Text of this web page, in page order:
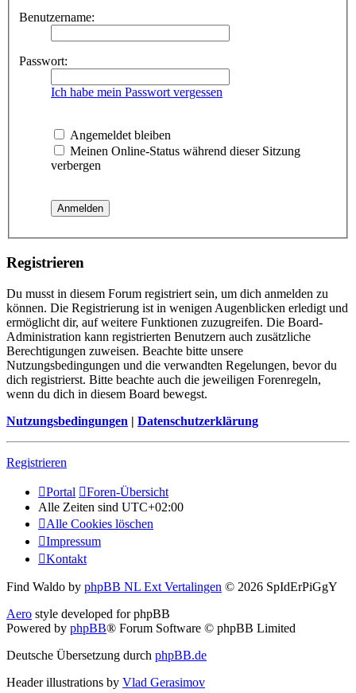
Benutzername:
Passwort:
Ich habe mein Passwort vergessen
Angemeldet bleiben
Meinen Online-Status während dieser Sitzung
verbergen
Registrieren
Du musst in diesem Forum registriert sein, um dich anmelden zu
können. Die Registrierung ist in wenigen Augenblicken erledigt und
ermöglicht dir, auf weitere Funktionen zuzugreifen. Die Board-
Administration kann registrierten Benutzern auch zusätzliche
Berechtigungen zuweisen. Beachte bitte unsere
Nutzungsbedingungen und die verwandten Regelungen, bevor du
dich registrierst. Bitte beachte auch die jeweiligen Forenregeln,
wenn du dich in diesem Board bewegst.
Nutzungsbedingungen | Datenschutzerklärung
Registrieren
Portal
Foren-Übersicht
Alle Zeiten sind UTC+02:00
Alle Cookies löschen
Impressum
Kontakt
Find Waldo by phpBB NL Ext Vertalingen © 2026 SpIdErPiGgY
Aero style developed for phpBB
Powered by phpBB® Forum Software © phpBB Limited
Deutsche Übersetzung durch phpBB.de
Header illustrations by Vlad Gerasimov